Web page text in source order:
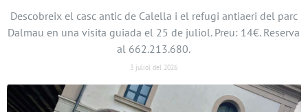
Descobreix el casc antic de Calella i el refugi antiaeri del parc
Dalmau en una visita guiada el 25 de juliol. Preu: 14€. Reserva
al 662.213.680.
3 juliol del 2026